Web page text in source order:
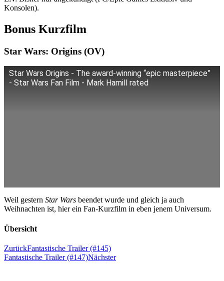
Konsolen).
Bonus Kurzfilm
Star Wars: Origins (OV)
Star Wars Origins - The award-winning “epic masterpiece”
- Star Wars Fan Film - Mark Hamill rated
Weil gestern Star Wars beendet wurde und gleich ja auch
Weihnachten ist, hier ein Fan-Kurzfilm in eben jenem Universum.
Übersicht
ZurückFantastische Trailer (#145)
Fantastische Trailer (#147)Nächster